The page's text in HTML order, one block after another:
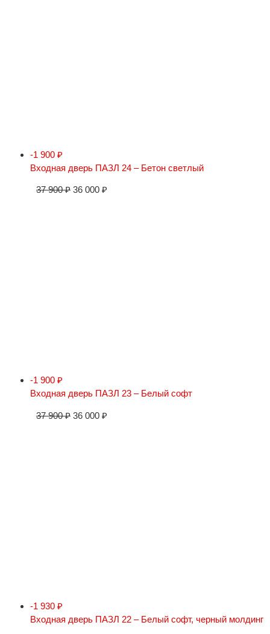
-1 900 ₽
Входная дверь ПАЗЛ 24 – Бетон светлый
37 900₽ 36 000 ₽
-1 900 ₽
Входная дверь ПАЗЛ 23 – Белый софт
37 900₽ 36 000 ₽
-1 930 ₽
Входная дверь ПАЗЛ 22 – Белый софт, черный молдинг